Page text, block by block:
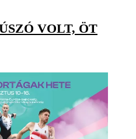
VOLT, ÖT